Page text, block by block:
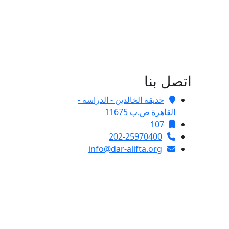
اتصل بنا
حديقة الخالدين - الدراسة -
القاهرة ص.ب 11675
107
202-25970400
info@dar-alifta.org